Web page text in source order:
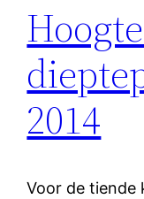
2014
Voor de tiende